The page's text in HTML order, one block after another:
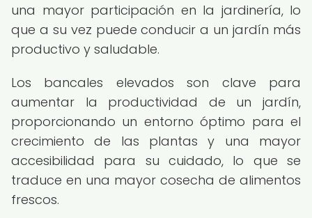
una mayor participación en la jardinería, lo
que a su vez puede conducir a un jardín más
productivo y saludable.
Los bancales elevados son clave para
aumentar la productividad de un jardín,
proporcionando un entorno óptimo para el
crecimiento de las plantas y una mayor
accesibilidad para su cuidado, lo que se
traduce en una mayor cosecha de alimentos
frescos.